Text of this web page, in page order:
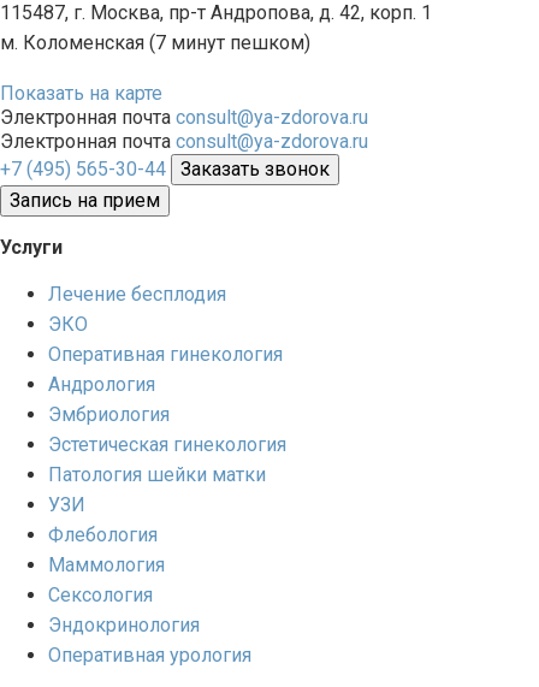
115487, г. Москва, пр-т Андропова, д. 42, корп. 1
м. Коломенская (7 минут пешком)
Показать на карте
Электронная почта consult@ya-zdorova.ru
Электронная почта consult@ya-zdorova.ru
+7 (495) 565-30-44
Заказать звонок
Запись на прием
Услуги
Лечение бесплодия
ЭКО
Оперативная гинекология
Андрология
Эмбриология
Эстетическая гинекология
Патология шейки матки
УЗИ
Флебология
Маммология
Сексология
Эндокринология
Оперативная урология